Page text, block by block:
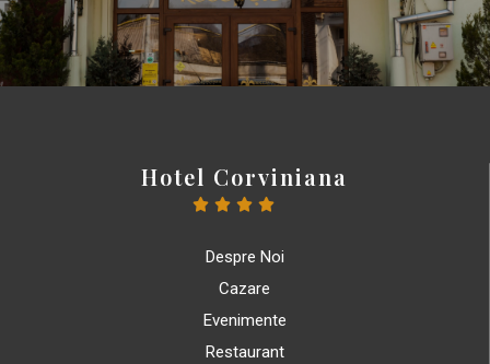
Hotel Corviniana
   
Despre Noi
Cazare
Evenimente
Restaurant